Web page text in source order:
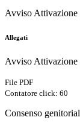
Avviso Attivazione
Allegati
Avviso Attivazione
File PDF
Contatore click: 60
Consenso